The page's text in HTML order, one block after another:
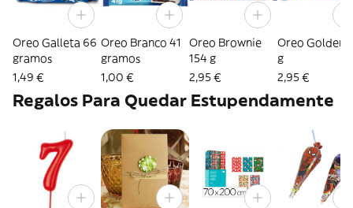
Oreo Galleta 66
gramos
1,49 €
Oreo Branco 41
gramos
1,00 €
Oreo Brownie
154 g
2,95 €
Oreo Golden
g
2,95 €
Regalos Para Quedar Estupendamente